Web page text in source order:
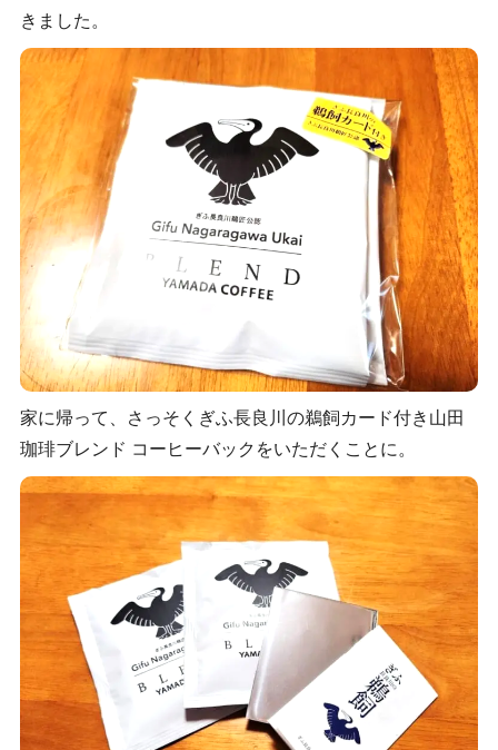
きました。
家に帰って、さっそくぎふ長良川の鵜飼カード付き山田
珈琲ブレンド コーヒーバックをいただくことに。